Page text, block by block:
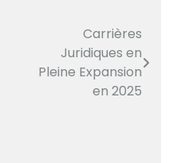
Carrières
Juridiques en
Pleine Expansion
en 2025